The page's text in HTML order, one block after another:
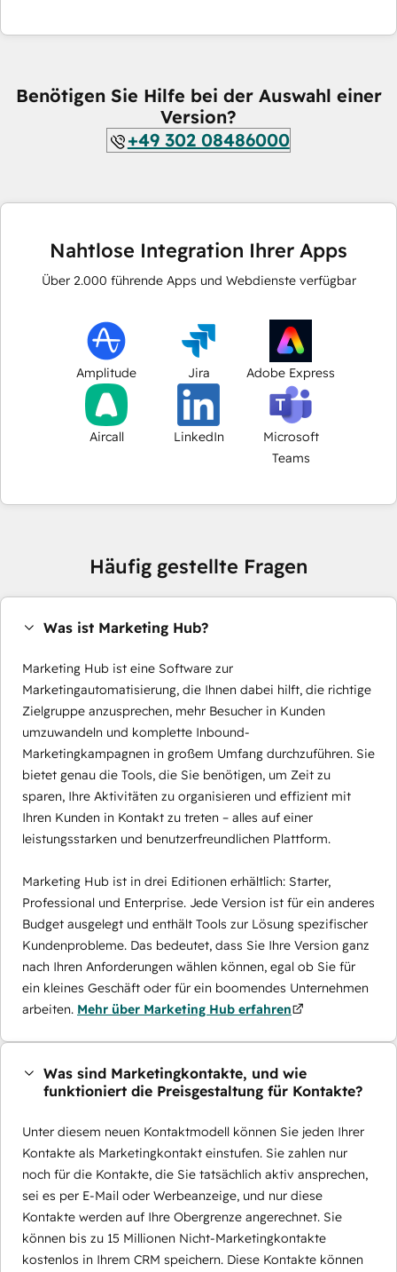
Benötigen Sie Hilfe bei der Auswahl einer
Version?
+49 302 08486000
Nahtlose Integration Ihrer Apps
Über 2.000 führende Apps und Webdienste verfügbar
Amplitude Jira Adobe Express
Aircall LinkedIn
Microsoft
Teams
Häufig gestellte Fragen
Was ist Marketing Hub?
Marketing Hub ist eine Software zur
Marketingautomatisierung, die Ihnen dabei hilft, die richtige
Zielgruppe anzusprechen, mehr Besucher in Kunden
umzuwandeln und komplette Inbound-
Marketingkampagnen in großem Umfang durchzuführen. Sie
bietet genau die Tools, die Sie benötigen, um Zeit zu
sparen, Ihre Aktivitäten zu organisieren und effizient mit
Ihren Kunden in Kontakt zu treten – alles auf einer
leistungsstarken und benutzerfreundlichen Plattform.
Marketing Hub ist in drei Editionen erhältlich: Starter,
Professional und Enterprise. Jede Version ist für ein anderes
Budget ausgelegt und enthält Tools zur Lösung spezifischer
Kundenprobleme. Das bedeutet, dass Sie Ihre Version ganz
nach Ihren Anforderungen wählen können, egal ob Sie für
ein kleines Geschäft oder für ein boomendes Unternehmen
arbeiten. Mehr über Marketing Hub erfahren
Was sind Marketingkontakte, und wie
funktioniert die Preisgestaltung für Kontakte?
Unter diesem neuen Kontaktmodell können Sie jeden Ihrer
Kontakte als Marketingkontakt einstufen. Sie zahlen nur
noch für die Kontakte, die Sie tatsächlich aktiv ansprechen,
sei es per E-Mail oder Werbeanzeige, und nur diese
Kontakte werden auf Ihre Obergrenze angerechnet. Sie
können bis zu 15 Millionen Nicht-Marketingkontakte
kostenlos in Ihrem CRM speichern. Diese Kontakte können